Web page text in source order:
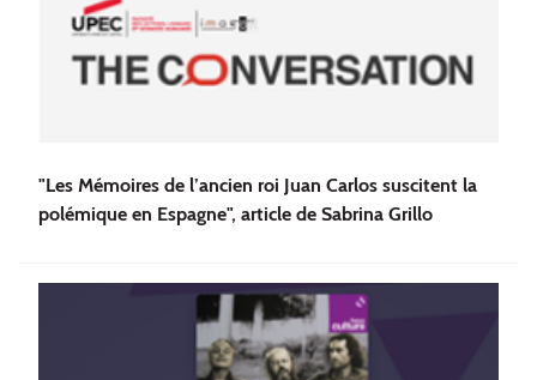
"Les Mémoires de l’ancien roi Juan Carlos suscitent la
polémique en Espagne", article de Sabrina Grillo